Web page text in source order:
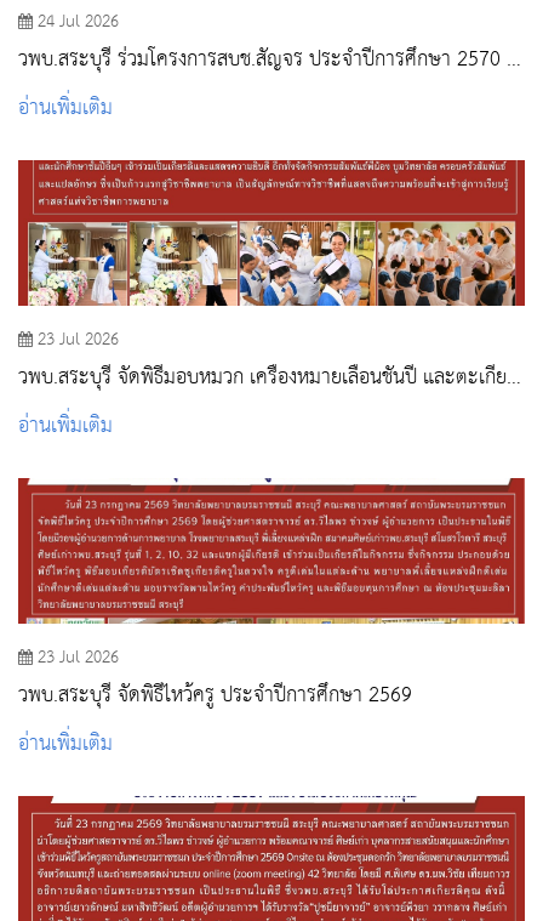
24 Jul 2026
วพบ.สระบุรี ร่วมโครงการสบช.สัญจร ประจำปีการศึกษา 2570 ณ
วพบ.พระพุทธบาท
อ่านเพิ่มเติม
23 Jul 2026
วพบ.สระบุรี จัดพิธีมอบหมวก เครื่องหมายเลื่อนชั้นปี และตะเกียง
ประจำปีการศึกษา 2569
อ่านเพิ่มเติม
23 Jul 2026
วพบ.สระบุรี จัดพิธีไหว้ครู ประจำปีการศึกษา 2569
อ่านเพิ่มเติม